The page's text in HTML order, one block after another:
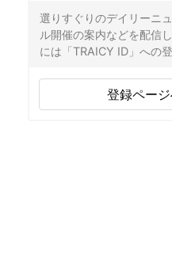
選りすぐりのデイリーニ
ル開催の案内などを配信
には「TRAICY ID」への
登録ペー